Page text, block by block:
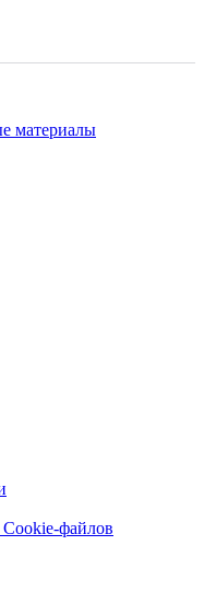
материалы
файлов